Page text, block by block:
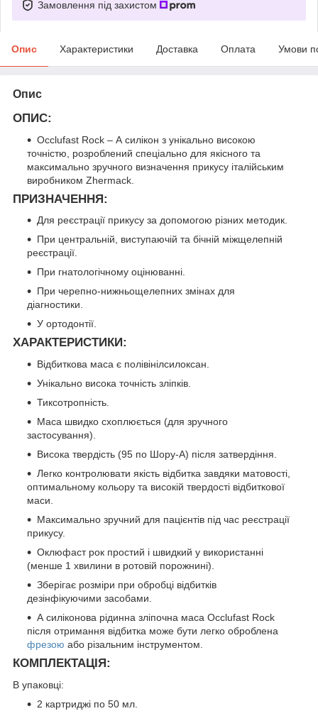
Замовлення під захистом
Опис Характеристики Доставка Оплата Умови
Опис
ОПИС:
Occlufast Rock – А силікон з унікально високою
точністю, розроблений спеціально для якісного та
максимально зручного визначення прикусу італійським
виробником Zhermack.
ПРИЗНАЧЕННЯ:
Для реєстрації прикусу за допомогою різних методик.
При центральній, виступаючій та бічній міжщелепній
реєстрації.
При гнатологічному оцінюванні.
При черепно-нижньощелепних змінах для
діагностики.
У ортодонтії.
ХАРАКТЕРИСТИКИ :
Відбиткова маса є полівінілсилоксан.
Унікально висока точність зліпків.
Тиксотропність.
Маса швидко схоплюється (для зручного
застосування).
Висока твердість (95 по Шору-A) після затвердіння.
Легко контролювати якість відбитка завдяки матовості,
оптимальному кольору та високій твердості відбиткової
маси.
Максимально зручний для пацієнтів під час реєстрації
прикусу.
Оклюфаст рок простий і швидкий у використанні
(менше 1 хвилини в ротовій порожнині).
Зберігає розміри при обробці відбитків
дезінфікуючими засобами.
А силіконова рідинна зліпочна маса Occlufast Rock
після отримання відбитка може бути легко оброблена
фрезою або різальним інструментом.
КОМПЛЕКТАЦІЯ:
В упаковці:
2 картриджі по 50 мл.